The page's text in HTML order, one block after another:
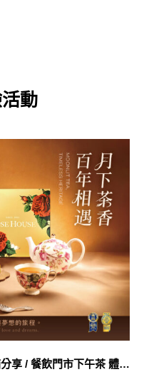
動
享 / 餐飲門市下午茶 體驗